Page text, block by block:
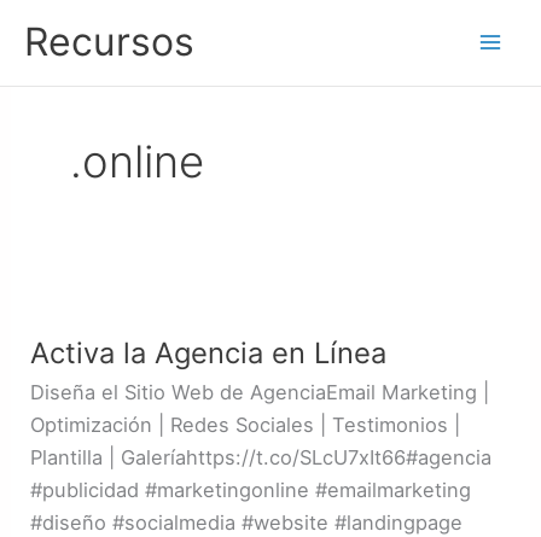
contenido
Recursos
.online
Activa la Agencia en Línea
Diseña el Sitio Web de AgenciaEmail Marketing |
Optimización | Redes Sociales | Testimonios |
Plantilla | Galeríahttps://t.co/SLcU7xIt66#agencia
#publicidad #marketingonline #emailmarketing
#diseño #socialmedia #website #landingpage
Agencia
en
Línea